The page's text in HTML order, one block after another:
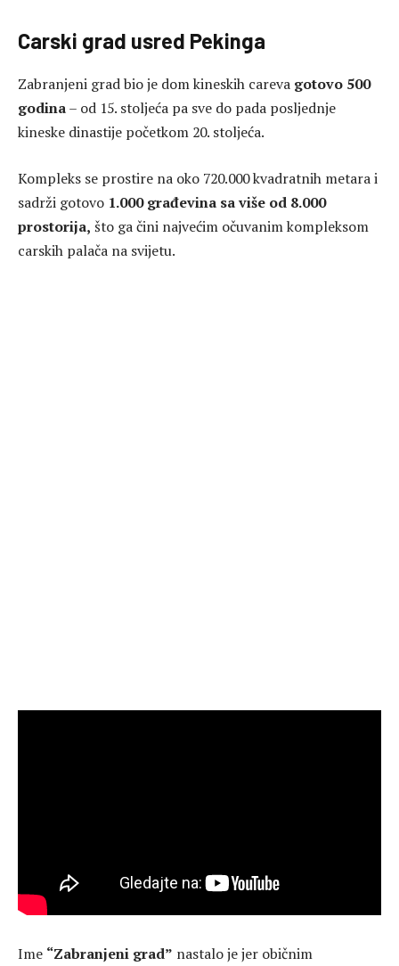
Carski grad usred Pekinga
Zabranjeni grad bio je dom kineskih careva gotovo 500
godina– od 15. stoljeća pa sve do pada posljednje
kineske dinastije početkom 20. stoljeća.
Kompleks se prostire na oko 720.000 kvadratnih metara i
sadrži gotovo 1.000 građevina sa više od 8.000
prostorija, što ga čini najvećim očuvanim kompleksom
carskih palača na svijetu.
Ime “Zabranjeni grad” nastalo je jer običnim